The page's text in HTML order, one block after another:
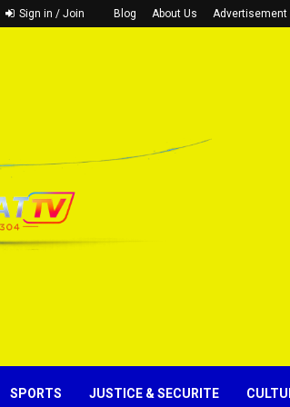
Sign in / Join Blog About Us Advertisement
SPORTS JUSTICE & SECURITE